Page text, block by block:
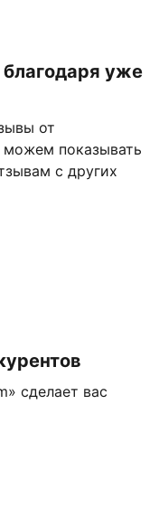
уже
от
можем показывать
с других
сделает вас